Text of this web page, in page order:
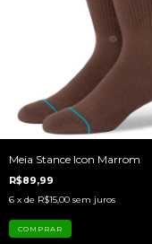
Meia Stance Icon Marrom
R$89,99
6 x de R$15,00 sem juros
COMPRAR